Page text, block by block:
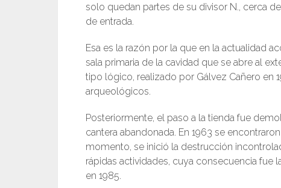
solo quedan partes de su divisor N., cerca
de entrada.
Esa es la razón por la que en la actualidad
sala primaria de la cavidad que se abre al
tipo lógico, realizado por Gálvez Cañero en
arqueológicos.
Posteriormente, el paso a la tienda fue
cantera abandonada. En 1963 se
momento, se inició la destrucción
rápidas actividades, cuya consecuencia fue
en 1985.